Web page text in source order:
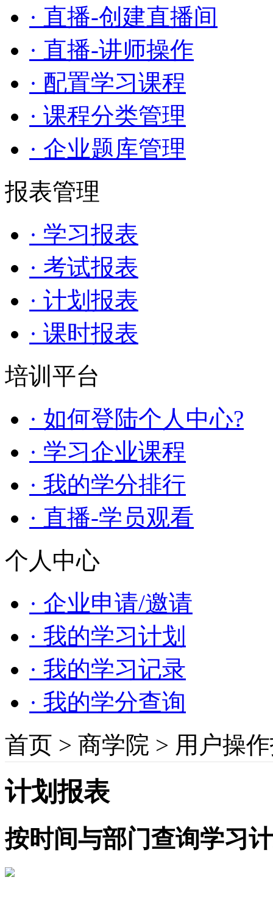
· 直播-创建直播间
· 直播-讲师操作
· 配置学习课程
· 课程分类管理
· 企业题库管理
报表管理
· 学习报表
· 考试报表
· 计划报表
· 课时报表
培训平台
· 如何登陆个人中心?
· 学习企业课程
· 我的学分排行
· 直播-学员观看
个人中心
· 企业申请/邀请
· 我的学习计划
· 我的学习记录
· 我的学分查询
首页 > 商学院 > 用户操
计划报表
按时间与部门查询学习